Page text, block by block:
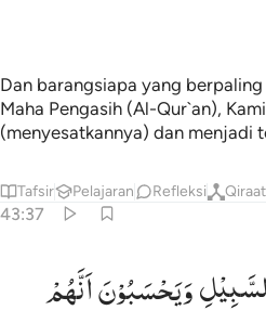
Dan barangsiapa yang
Maha Pengasih (Al-Qur`an),
(menyesatkannya) dan menjadi
Tafsir Pelajaran Refleksi Qiraat
43:37
انهم مهتدون ٣٧
أَنَّهُم مُّهْتَدُونَ ٣٧
وَیَحْسَبُوْنَاَنَّهُمْ